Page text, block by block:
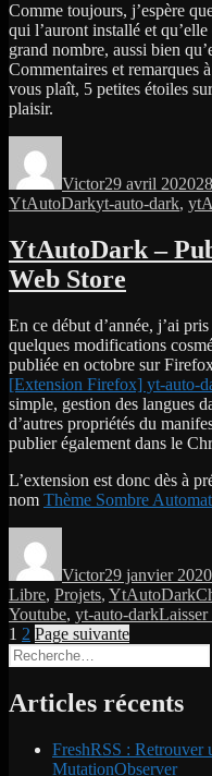
Comme toujours, j’espère
qui l’auront installé et
grand nombre, aussi bien
Commentaires et remarques
vous plaît, 5 petites étoiles
plaisir.
Victor29 avril 2020
YtAutoDarkÉtiquettes
yt-auto-dark,
YtAutoDark –
Web Store
En ce début d’année, j’ai
quelques modifications
publiée en octobre sur
[Extension Firefox] yt-auto-
simple, gestion des langues
d’autres propriétés du
publier également dans le
L’extension est donc dès à
nom Thème Sombre
Victor29 janvier 2020
Libre, Projets, YtAutoDark
Youtube, yt-auto-darkLaisser
Pagination
des
publications
Page
1 Page
2 Page suivante
Recherche
pour :
Articles récents
FreshRSS : Retrouver
MutationObserver